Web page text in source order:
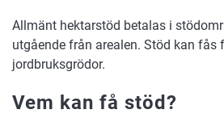
Allmänt hektarstöd betalas i
utgående från arealen. Stöd kan fås
jordbruksgrödor.
Vem kan få stöd?